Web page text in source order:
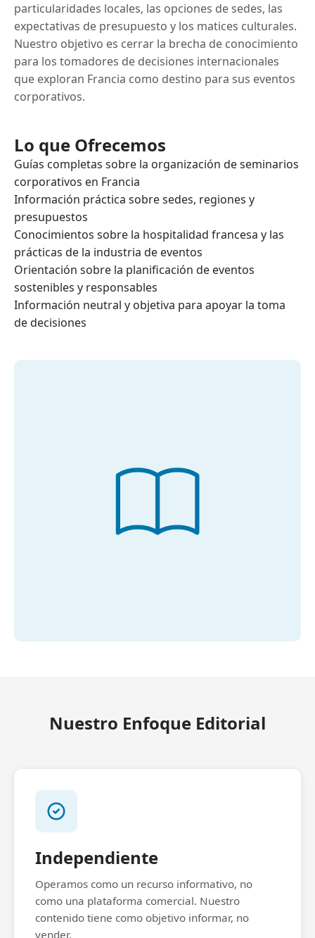
particularidades locales, las opciones de sedes, las
expectativas de presupuesto y los matices culturales.
Nuestro objetivo es cerrar la brecha de conocimiento
para los tomadores de decisiones internacionales
que exploran Francia como destino para sus eventos
corporativos.
Lo que Ofrecemos
Guías completas sobre la organización de seminarios
corporativos en Francia
Información práctica sobre sedes, regiones y
presupuestos
Conocimientos sobre la hospitalidad francesa y las
prácticas de la industria de eventos
Orientación sobre la planificación de eventos
sostenibles y responsables
Información neutral y objetiva para apoyar la toma
de decisiones
Nuestro Enfoque Editorial
Independiente
Operamos como un recurso informativo, no
como una plataforma comercial. Nuestro
contenido tiene como objetivo informar, no
vender.